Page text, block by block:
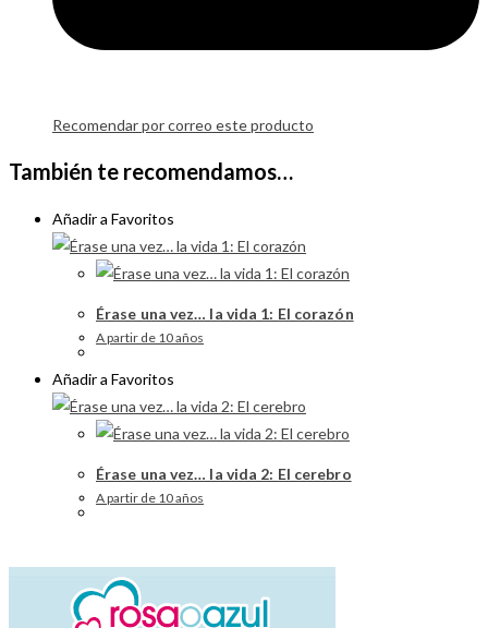
Recomendar por correo este producto
También te recomendamos…
Añadir a Favoritos
Érase una vez… la vida 1: El corazón
A partir de 10 años
Añadir a Favoritos
Érase una vez… la vida 2: El cerebro
A partir de 10 años